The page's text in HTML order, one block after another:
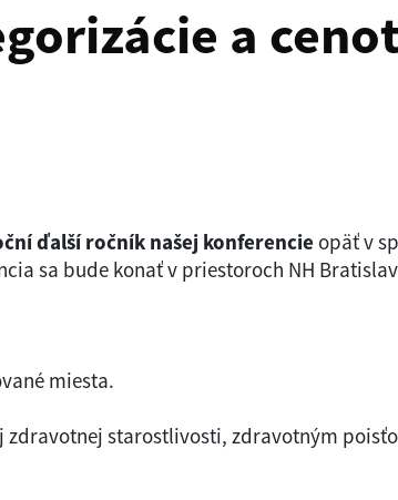
a
ďalší ročník našej konferencie opäť v
sa bude konať v priestoroch NH
miesta.
starostlivosti, zdravotným